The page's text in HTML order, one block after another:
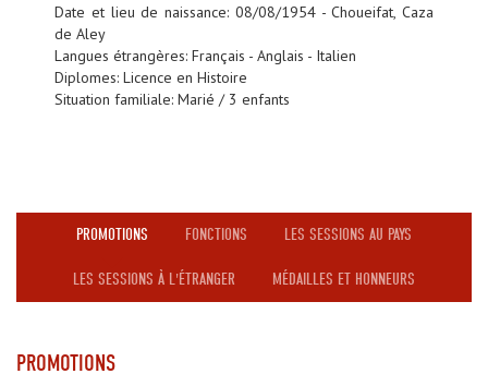
Date et lieu de naissance: 08/08/1954 - Choueifat, Caza
de Aley
Langues étrangères: Français - Anglais - Italien
Diplomes: Licence en Histoire
Situation familiale: Marié / 3 enfants
PROMOTIONS FONCTIONS LES SESSIONS AU PAYS
LES SESSIONS À L'ÉTRANGER MÉDAILLES ET HONNEURS
PROMOTIONS